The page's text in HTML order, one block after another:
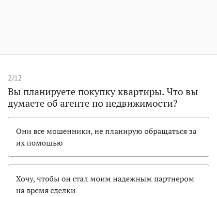
2/12
Вы планируете покупку квартиры. Что вы
думаете об агенте по недвижимости?
Они все мошенники, не планирую обращаться за
их помощью
Хочу, чтобы он стал моим надежным партнером
на время сделки